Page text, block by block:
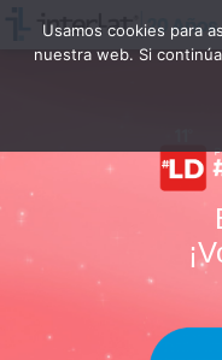
Usamos cookies para
nuestra web. Si